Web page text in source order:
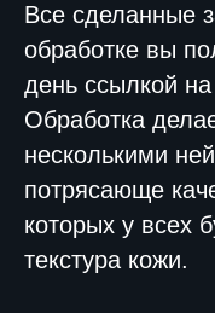
Все сделанные
обработке вы
день ссылкой
Обработка
несколькими
потрясающе
которых у всех
текстура кожи.